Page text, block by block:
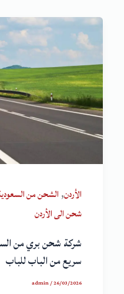
الأردن, الشحن من
شحن الى الأردن
شركة شحن بري من
سريع من الباب للباب
admin/26/03/2026